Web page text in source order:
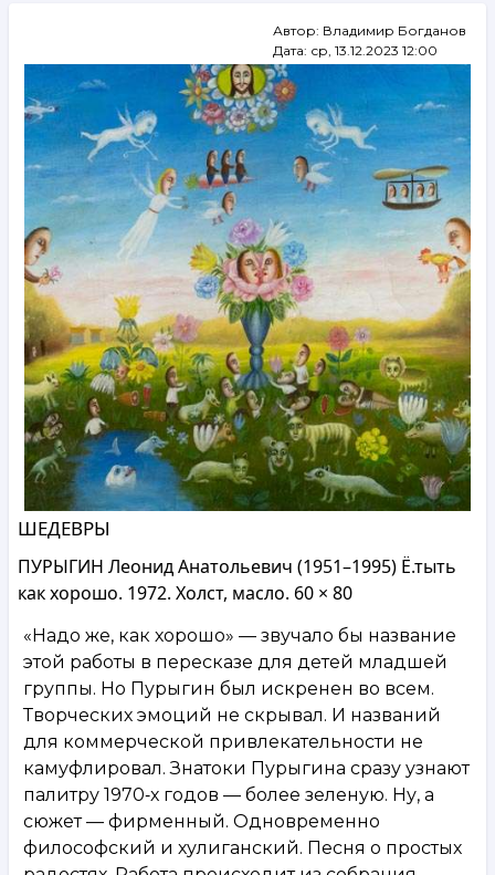
Автор: Владимир Богданов
Дата: ср, 13.12.2023 12:00
ШЕДЕВРЫ
ПУРЫГИН Леонид Анатольевич (1951–1995) Ё.тыть
как хорошо. 1972. Холст, масло. 60 × 80
«Надо же, как хорошо» — звучало бы название
этой работы в пересказе для детей младшей
группы. Но Пурыгин был искренен во всем.
Творческих эмоций не скрывал. И названий
для коммерческой привлекательности не
камуфлировал. Знатоки Пурыгина сразу узнают
палитру 1970‑х годов — более зеленую. Ну, а
сюжет — фирменный. Одновременно
философский и хулиганский. Песня о простых